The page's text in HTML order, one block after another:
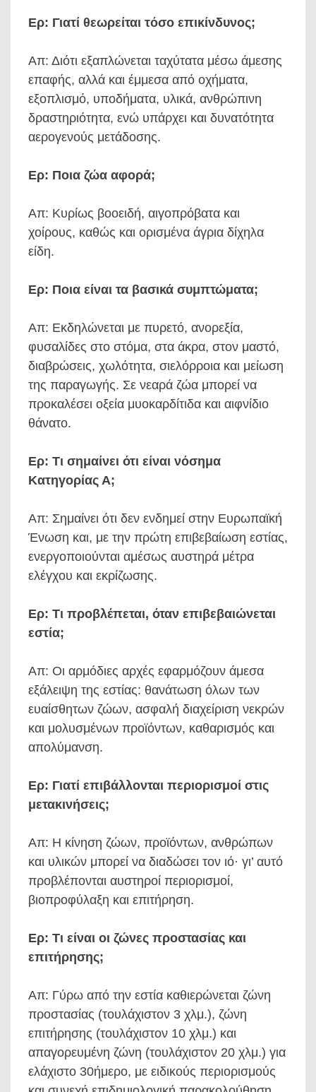
Ερ: Γιατί θεωρείται τόσο επικίνδυνος;
Απ: Διότι εξαπλώνεται ταχύτατα μέσω άμεσης
επαφής, αλλά και έμμεσα από οχήματα,
εξοπλισμό, υποδήματα, υλικά, ανθρώπινη
δραστηριότητα, ενώ υπάρχει και δυνατότητα
αερογενούς μετάδοσης.
Ερ: Ποια ζώα αφορά;
Απ: Κυρίως βοοειδή, αιγοπρόβατα και
χοίρους, καθώς και ορισμένα άγρια δίχηλα
είδη.
Ερ: Ποια είναι τα βασικά συμπτώματα;
Απ: Εκδηλώνεται με πυρετό, ανορεξία,
φυσαλίδες στο στόμα, στα άκρα, στον μαστό,
διαβρώσεις, χωλότητα, σιελόρροια και μείωση
της παραγωγής. Σε νεαρά ζώα μπορεί να
προκαλέσει οξεία μυοκαρδίτιδα και αιφνίδιο
θάνατο.
Ερ: Τι σημαίνει ότι είναι νόσημα
Κατηγορίας Α;
Απ: Σημαίνει ότι δεν ενδημεί στην Ευρωπαϊκή
Ένωση και, με την πρώτη επιβεβαίωση εστίας,
ενεργοποιούνται αμέσως αυστηρά μέτρα
ελέγχου και εκρίζωσης.
Ερ: Τι προβλέπεται, όταν επιβεβαιώνεται
εστία;
Απ: Οι αρμόδιες αρχές εφαρμόζουν άμεσα
εξάλειψη της εστίας: θανάτωση όλων των
ευαίσθητων ζώων, ασφαλή διαχείριση νεκρών
και μολυσμένων προϊόντων, καθαρισμός και
απολύμανση.
Ερ: Γιατί επιβάλλονται περιορισμοί στις
μετακινήσεις;
Απ: Η κίνηση ζώων, προϊόντων, ανθρώπων
και υλικών μπορεί να διαδώσει τον ιό· γι’ αυτό
προβλέπονται αυστηροί περιορισμοί,
βιοπροφύλαξη και επιτήρηση.
Ερ: Τι είναι οι ζώνες προστασίας και
επιτήρησης;
Απ: Γύρω από την εστία καθιερώνεται ζώνη
προστασίας (τουλάχιστον 3 χλμ.), ζώνη
επιτήρησης (τουλάχιστον 10 χλμ.) και
απαγορευμένη ζώνη (τουλάχιστον 20 χλμ.) για
ελάχιστο 30ήμερο, με ειδικούς περιορισμούς